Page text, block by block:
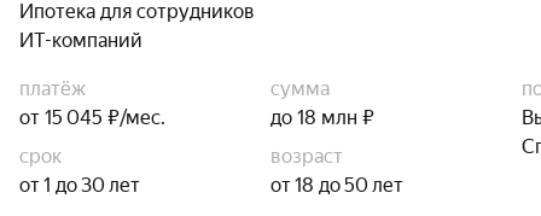
Ипотека для сотрудников
ИТ-компаний
платёж
от 15 045 ₽/мес.
сумма
до 18 млн ₽
срок
от 1 до 30 лет
возраст
от 18 до 50 лет